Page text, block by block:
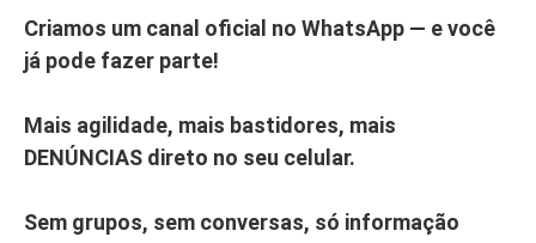
Criamos um canal oficial no WhatsApp — e você
já pode fazer parte!
Mais agilidade, mais bastidores, mais
DENÚNCIAS direto no seu celular.
Sem grupos, sem conversas, só informação